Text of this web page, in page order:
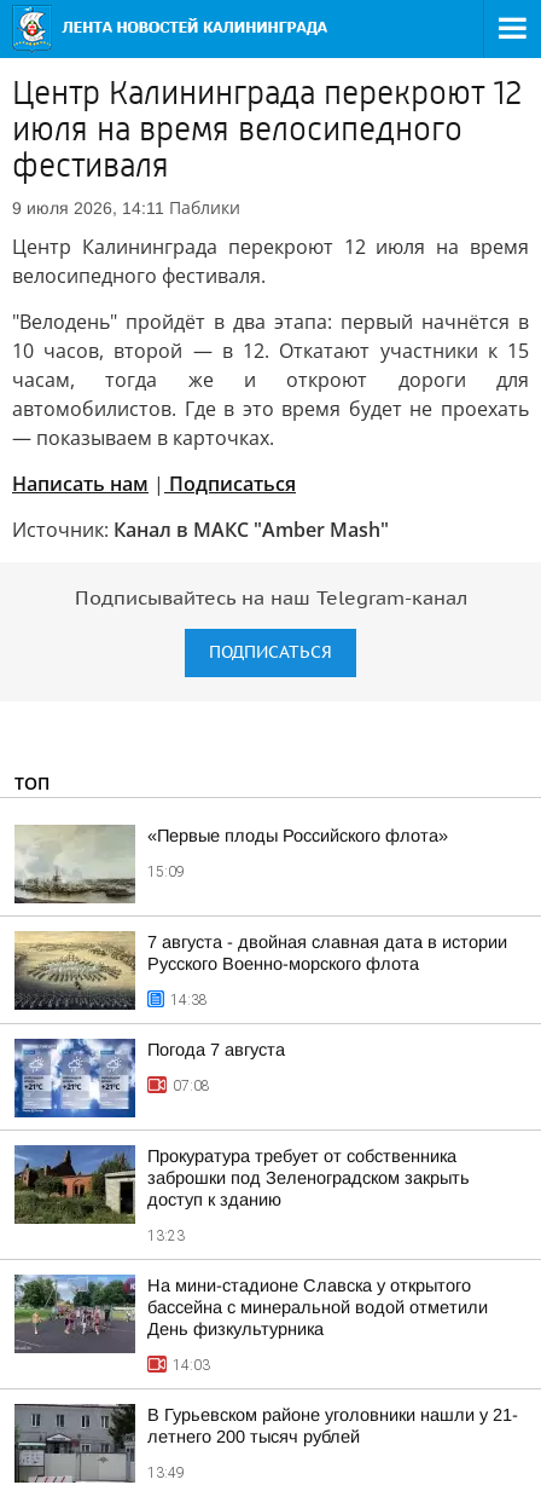
Центр Калининграда перекроют 12
июля на время велосипедного
фестиваля
9 июля 2026, 14:11 Паблики
Центр Калининграда перекроют 12 июля на время
велосипедного фестиваля.
"Велодень" пройдёт в два этапа: первый начнётся в
10 часов, второй — в 12. Откатают участники к 15
часам, тогда же и откроют дороги для
автомобилистов. Где в это время будет не проехать
— показываем в карточках.
Написать нам | Подписаться
Источник: Канал в МАКС "Amber Mash"
Подписывайтесь на наш Telegram-канал
ПОДПИСАТЬСЯ
ТОП
«Первые плоды Российского флота»
15:09
7 августа - двойная славная дата в истории
Русского Военно-морского флота
14:38
Погода 7 августа
07:08
Прокуратура требует от собственника
заброшки под Зеленоградском закрыть
доступ к зданию
13:23
На мини-стадионе Славска у открытого
бассейна с минеральной водой отметили
День физкультурника
14:03
В Гурьевском районе уголовники нашли у 21-
летнего 200 тысяч рублей
13:49